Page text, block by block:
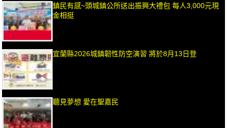
鎮民有感~頭城鎮公所送出振興大禮包 每人3,000元現
金相挺
宜蘭縣2026城鎮韌性防空演習 將於8月13日登
聽見夢想 愛在聖嘉民